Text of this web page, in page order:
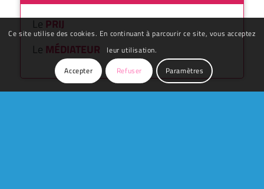
Le PRIJ
Le MÉDIATEUR
Ce site utilise des cookies. En continuant à parcourir ce site, vous acceptez
leur utilisation.
Accepter
Refuser Paramètres